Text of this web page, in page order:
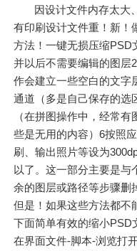
因设计文件内存太
有印刷设计文件重！新！
方法！一键无损压缩PSD
并以后不需要编辑的图层
作会建立一些空白的文字
通道（多是自己保存的选
（在拼图操作中，经常
些是无用的内容）6按照
刷、输出照片等设为
以了。这一部分主要是与
余的图层或路径等步骤删
但是！如果这些方法都不
下面简单有效的缩小PSD
在界面文件-脚本-浏览打